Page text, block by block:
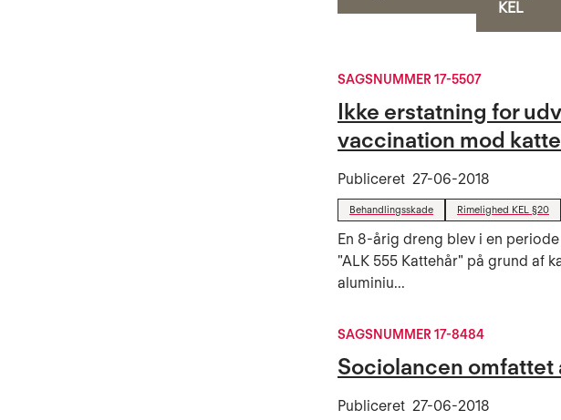
KEL
SAGSNUMMER 17-5507
Ikke erstatning for
vaccination mod
Publiceret 27-06-2018
Behandlingsskade Rimelighed KEL §20
En 8-årig dreng blev i en
"ALK 555 Kattehår" på grund af
aluminiu...
SAGSNUMMER 17-8484
Sociolancen
Publiceret 27-06-2018